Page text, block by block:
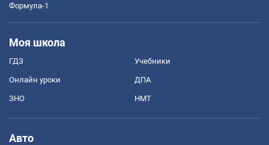
Формула-1
Моя школа
ГДЗ Учебники
Онлайн уроки ДПА
ЗНО НМТ
Авто